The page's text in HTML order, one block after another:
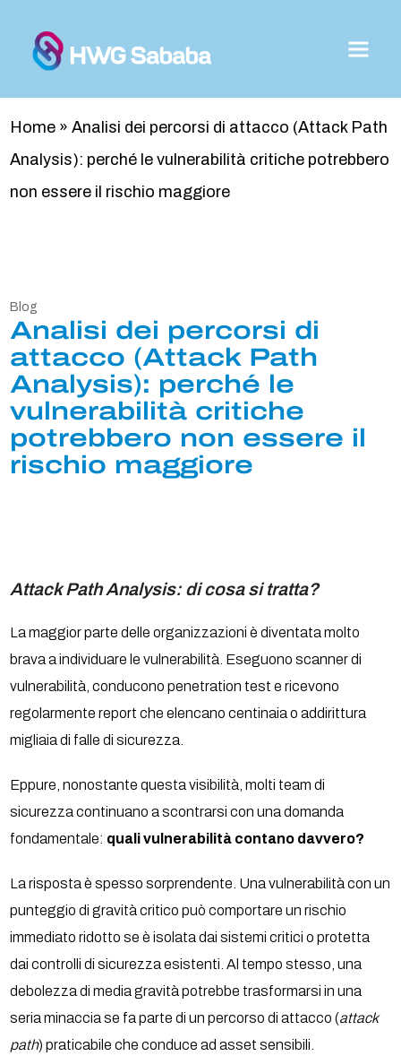
Home »Analisi dei percorsi di attacco (Attack Path
Analysis): perché le vulnerabilità critiche potrebbero
non essere il rischio maggiore
Blog
Analisi dei percorsi di
attacco (Attack Path
Analysis): perché le
vulnerabilità critiche
potrebbero non essere il
rischio maggiore
Attack Path Analysis: di cosa si tratta?
La maggior parte delle organizzazioni è diventata molto
brava a individuare le vulnerabilità. Eseguono scanner di
vulnerabilità, conducono penetration test e ricevono
regolarmente report che elencano centinaia o addirittura
migliaia di falle di sicurezza.
Eppure, nonostante questa visibilità, molti team di
sicurezza continuano a scontrarsi con una domanda
fondamentale: quali vulnerabilità contano davvero?
La risposta è spesso sorprendente. Una vulnerabilità con un
punteggio di gravità critico può comportare un rischio
immediato ridotto se è isolata dai sistemi critici o protetta
dai controlli di sicurezza esistenti. Al tempo stesso, una
debolezza di media gravità potrebbe trasformarsi in una
seria minaccia se fa parte di un percorso di attacco (attack
path) praticabile che conduce ad asset sensibili.